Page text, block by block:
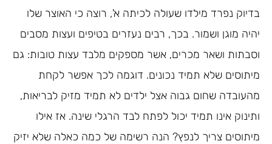
בדיוק נפרד מילדו שעולה לכיתה א', רוצה כי האוצר שלו
יהיה מוגן ושמור. בכך, רבים נעזרים בטיפים ועצות מסבים
וסבתות ושאר מכרים, אשר מספקים מלבד עצות טובות: גם
מיתוסים שלא תמיד נכונים. דוגמה לכך אפשר לקחת
מהעובדה שחום גבוה אצל ילדים לא תמיד מזיק לבריאות,
ותינוק אינו תמיד יכול לפתח לבד הרגלי שינה. אז אילו
מיתוסים צריך לנפץ? הנה רשימה של כמה כאלה שלא יזיק